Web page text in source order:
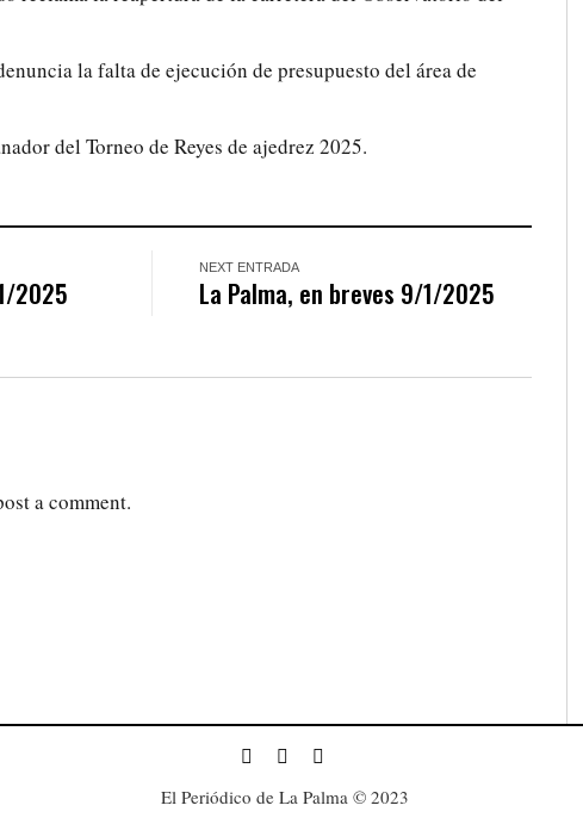
la falta de ejecución de presupuesto del área de
del Torneo de Reyes de ajedrez 2025.
2025
NEXT ENTRADA
La Palma, en breves 9/1/2025
a comment.
El Periódico de La Palma © 2023